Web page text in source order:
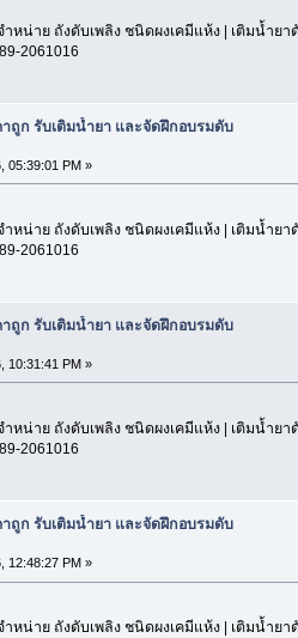
หน่าย ถังดับเพลิง ชนิดผงเคมีแห้ง | เติมน้ำยา
2061016
ถูก รับเติมน้ำยา และจัดฝึกอบรมดับ
05:39:01 PM »
หน่าย ถังดับเพลิง ชนิดผงเคมีแห้ง | เติมน้ำยา
2061016
าถูก รับเติมน้ำยา และจัดฝึกอบรมดับ
10:31:41 PM »
หน่าย ถังดับเพลิง ชนิดผงเคมีแห้ง | เติมน้ำยา
2061016
าถูก รับเติมน้ำยา และจัดฝึกอบรมดับ
12:48:27 PM »
หน่าย ถังดับเพลิง ชนิดผงเคมีแห้ง | เติมน้ำยา